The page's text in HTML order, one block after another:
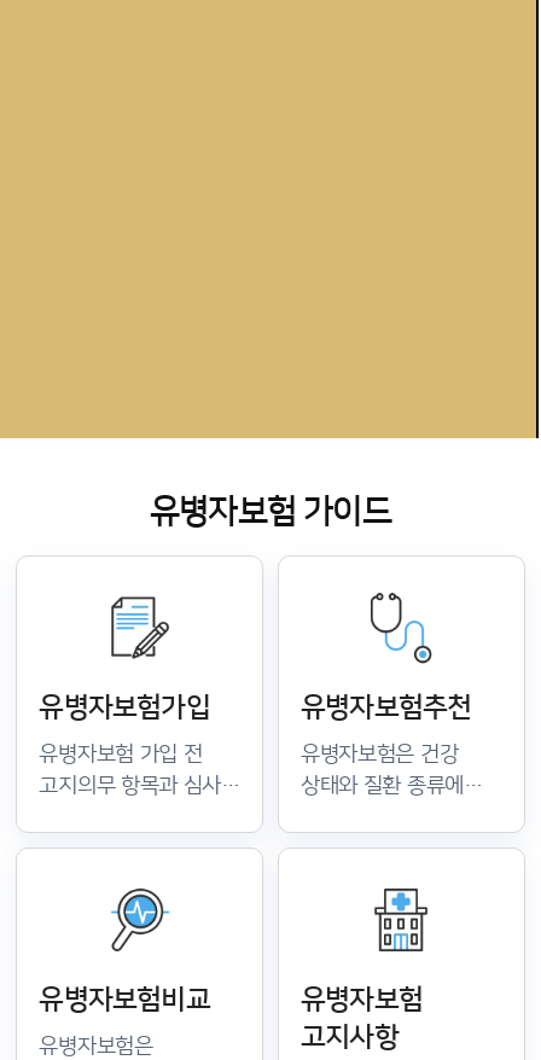
유병자보험 가이드
유병자보험가입
유병자보험 가입 전
고지의무 항목과 심사
것이 중요합니다. 질환
가능한 상품이
달라지므로 나에게 맞는
파악하세요.
유병자보험추천
유병자보험은 건강
상태와 질환 종류에
다릅니다. 보장 범위와
고려해 나에게 꼭 맞는
유병자 전용 상품을
유병자보험비교
유병자보험은
유병자보험
고지사항